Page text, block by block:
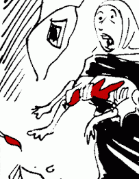
Ahmet Polad
die Solidarität
August 2026